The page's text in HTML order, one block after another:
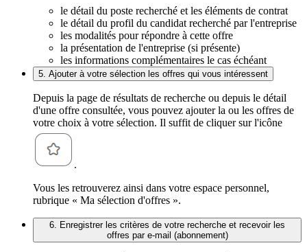
le détail du poste recherché et les éléments de contrat
le détail du profil du candidat recherché par l'entreprise
les modalités pour répondre à cette offre
la présentation de l'entreprise (si présente)
les informations complémentaires le cas échéant
5. Ajouter à votre sélection les offres qui vous intéressent
Depuis la page de résultats de recherche ou depuis le détail
d'une offre consultée, vous pouvez ajouter la ou les offres de
votre choix à votre sélection. Il suffit de cliquer sur l'icône
.
Vous les retrouverez ainsi dans votre espace personnel,
rubrique « Ma sélection d'offres ».
6. Enregistrer les critères de votre recherche et recevoir les
offres par e-mail (abonnement)